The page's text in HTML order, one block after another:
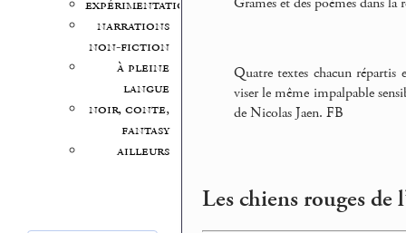
expérimentation
narrations
non-fiction
à pleine
langue
noir, conte,
fantasy
ailleurs
Quatre textes chacun
viser le même impalpable
de Nicolas Jaen. FB
Les chiens rouges de